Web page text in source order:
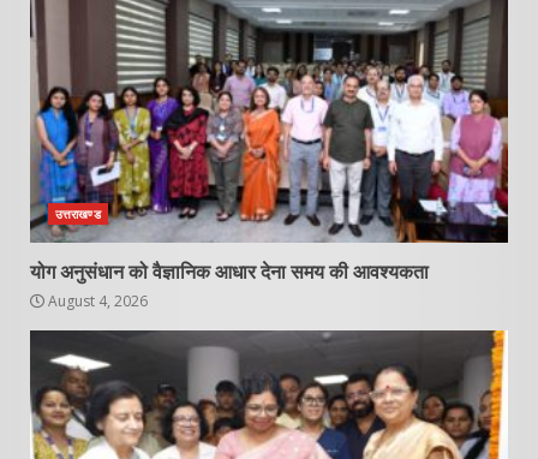
उत्तराखण्ड
योग अनुसंधान को वैज्ञानिक आधार देना समय की आवश्यकता
August 4, 2026